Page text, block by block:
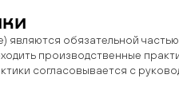
являются обязательной
производственные
согласовывается с